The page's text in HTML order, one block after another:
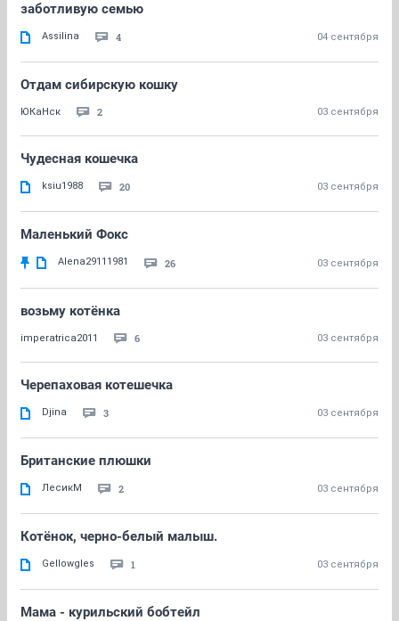
заботливую семью
Assilina 4 04 сентября
Отдам сибирскую кошку
ЮКаНск 2 03 сентября
Чудесная кошечка
ksiu1988 20 03 сентября
Маленький Фокс
Alena29111981 26 03 сентября
возьму котёнка
imperatrica2011 6 03 сентября
Черепаховая котешечка
Djina 3 03 сентября
Британские плюшки
ЛесикМ 2 03 сентября
Котёнок, черно-белый малыш.
Gellowgles 1 03 сентября
Мама - курильский бобтейл